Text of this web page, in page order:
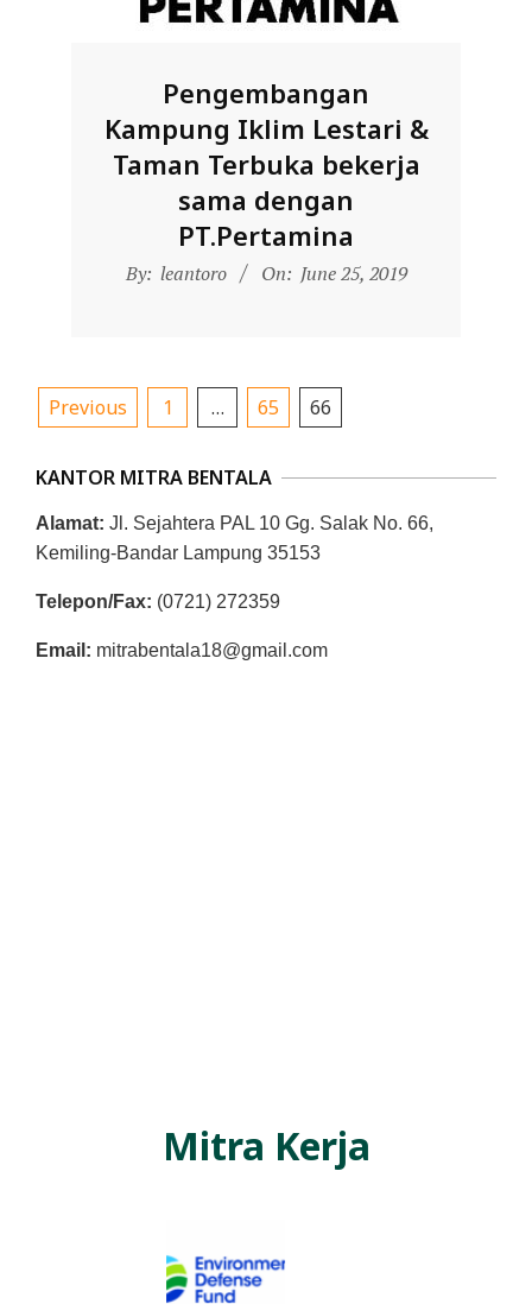
Pengembangan
Kampung Iklim Lestari &
Taman Terbuka bekerja
sama dengan
PT.Pertamina
2019-
By: leantoro On: June 25, 2019
Posts
Previous 1 … 65 66
KANTOR MITRA BENTALA
Alamat: Jl. Sejahtera PAL 10 Gg. Salak No. 66,
Kemiling-Bandar Lampung 35153
Telepon/Fax: (0721) 272359
Email: mitrabentala18@gmail.com
Mitra Kerja